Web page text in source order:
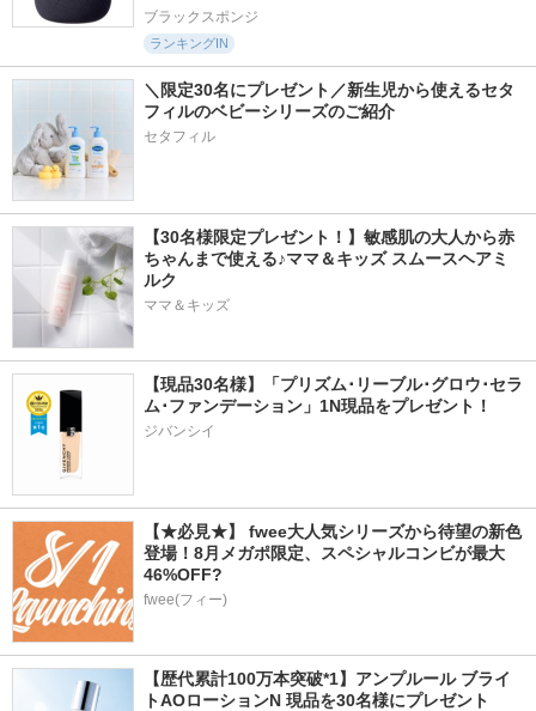
ブラックスポンジ
ランキングIN
＼限定30名にプレゼント／新生児から使えるセタ
フィルのベビーシリーズのご紹介
セタフィル
【30名様限定プレゼント！】敏感肌の大人から赤
ちゃんまで使える♪ママ＆キッズ スムースヘアミ
ルク
ママ＆キッズ
【現品30名様】「プリズム･リーブル･グロウ･セラ
ジバンシイ
【★必見★】 fwee大人気シリーズから待望の新色
登場！8月メガポ限定、スペシャルコンビが最大
46%OFF?
fwee(フィー)
【歴代累計100万本突破*1】アンプルール ブライ
トAOローションN 現品を30名様にプレゼント